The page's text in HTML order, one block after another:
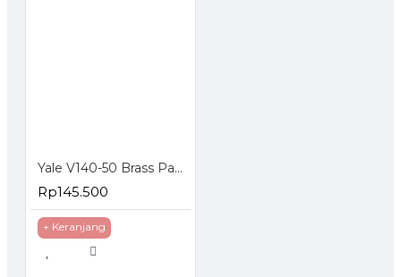
Yale V140-50 Brass Padlock 140 Gembok 50mm
Rp145.500
+ Keranjang